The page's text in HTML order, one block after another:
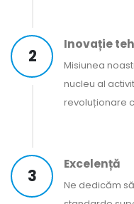
2
Inovație
Misiunea
nucleu al
revoluționare
3
Excelență
Ne dedicăm